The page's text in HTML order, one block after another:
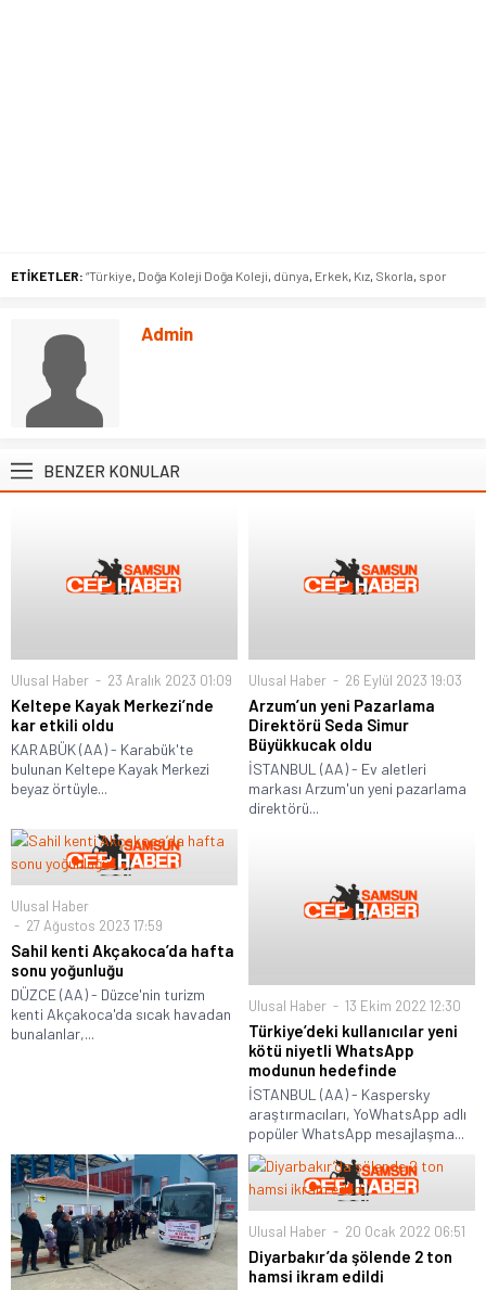
ETİKETLER: “Türkiye Doğa Koleji Doğa Koleji dünya Erkek Kız Skorla spor
Admin
BENZER KONULAR
Ulusal Haber 23 Aralık 2023 01:09
Keltepe Kayak Merkezi’nde
kar etkili oldu
KARABÜK (AA) - Karabük'te
bulunan Keltepe Kayak Merkezi
beyaz örtüyle...
Ulusal Haber 26 Eylül 2023 19:03
Arzum’un yeni Pazarlama
Direktörü Seda Simur
Büyükkucak oldu
İSTANBUL (AA) - Ev aletleri
markası Arzum'un yeni pazarlama
direktörü...
Ulusal Haber
27 Ağustos 2023 17:59
Sahil kenti Akçakoca’da hafta
sonu yoğunluğu
DÜZCE (AA) - Düzce'nin turizm
kenti Akçakoca'da sıcak havadan
bunalanlar,...
Ulusal Haber 13 Ekim 2022 12:30
Türkiye’deki kullanıcılar yeni
kötü niyetli WhatsApp
modunun hedefinde
İSTANBUL (AA) - Kaspersky
araştırmacıları, YoWhatsApp adlı
popüler WhatsApp mesajlaşma...
Ulusal Haber 20 Ocak 2022 06:51
Diyarbakır’da şölende 2 ton
hamsi ikram edildi